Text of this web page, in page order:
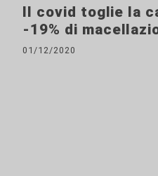
Il covid toglie la
-19% di
01/12/2020